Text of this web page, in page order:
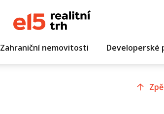
Zahraniční nemovitosti Developerské